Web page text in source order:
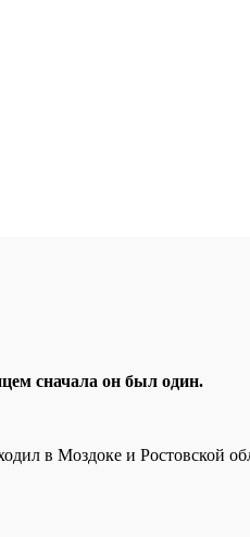
сначала он был один.
в Моздоке и Ростовской